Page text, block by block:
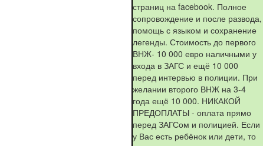
страниц на facebook. Полное
сопровождение и после развода,
помощь с языком и сохранение
легенды. Стоимость до первого
ВНЖ- 10 000 евро наличными у
входа в ЗАГС и ещё 10 000
перед интервью в полиции. При
желании второго ВНЖ на 3-4
года ещё 10 000. НИКАКОЙ
ПРЕДОПЛАТЫ - оплата прямо
перед ЗАГСом и полицией. Если
у Вас есть ребёнок или дети, то